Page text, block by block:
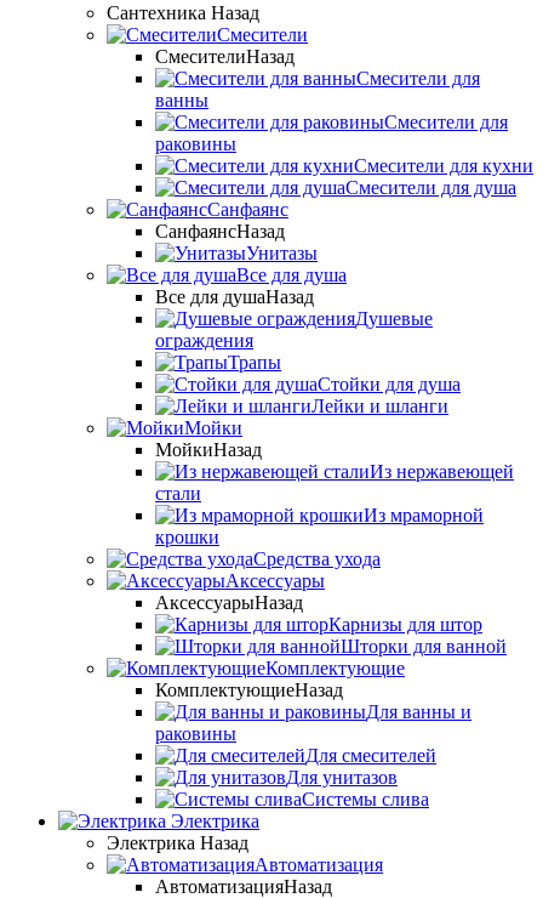
Сантехника Назад
Смесители
СмесителиНазад
Смесители для
ванны
Смесители для
раковины
Смесители для кухни
Смесители для душа
Санфаянс
СанфаянсНазад
Унитазы
Все для душа
Все для душаНазад
Душевые
ограждения
Трапы
Стойки для душа
Лейки и шланги
Мойки
МойкиНазад
Из нержавеющей
стали
Из мраморной
крошки
Средства ухода
Аксессуары
АксессуарыНазад
Карнизы для штор
Шторки для ванной
Комплектующие
КомплектующиеНазад
Для ванны и
раковины
Для смесителей
Для унитазов
Системы слива
Электрика
Электрика Назад
Автоматизация
АвтоматизацияНазад